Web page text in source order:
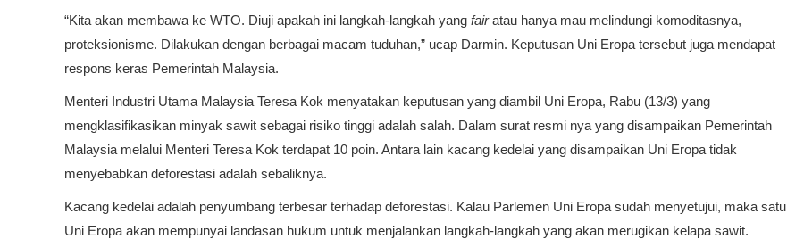
“Kita akan membawa ke WTO. Diuji apakah ini langkah-langkah yang fairatau hanya mau melindungi komoditasnya,
proteksionisme. Dilakukan dengan berbagai macam tuduhan,” ucap Darmin. Keputusan Uni Eropa tersebut juga mendapat
respons keras Pemerintah Malaysia.
Menteri Industri Utama Malaysia Teresa Kok menyatakan keputusan yang diambil Uni Eropa, Rabu (13/3) yang
mengklasifikasikan minyak sawit sebagai risiko tinggi adalah salah. Dalam surat resmi nya yang disampaikan Pemerintah
Malaysia melalui Menteri Teresa Kok terdapat 10 poin. Antara lain kacang kedelai yang disampaikan Uni Eropa tidak
menyebabkan deforestasi adalah sebaliknya.
Kacang kedelai adalah penyumbang terbesar terhadap deforestasi. Kalau Parlemen Uni Eropa sudah menyetujui, maka satu
Uni Eropa akan mempunyai landasan hukum untuk menjalankan langkah-langkah yang akan merugikan kelapa sawit.